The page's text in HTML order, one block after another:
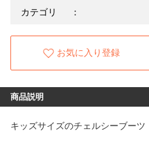
カテゴリ
：
お気に入り登録
商品説明
キッズサイズのチェルシーブーツ